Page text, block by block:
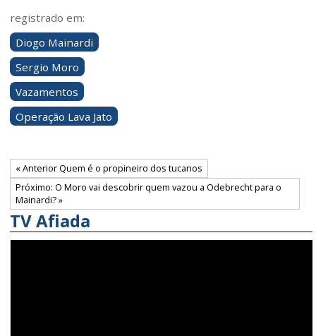
registrado em:
Diogo Mainardi
Sergio Moro
Vazamentos
Operação Lava Jato
« Anterior Quem é o propineiro dos tucanos
Próximo: O Moro vai descobrir quem vazou a Odebrecht para o
Mainardi? »
TV Afiada